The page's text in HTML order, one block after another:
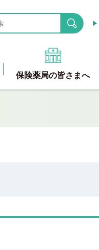
search
保険薬局の皆さまへ